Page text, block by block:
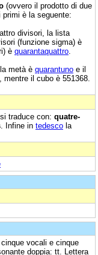
(ovvero il prodotto di due
è la seguente:
divisori, la lista
(funzione sigma) è
è quarantaquattro
, la metà è quarantuno e il
mentre il cubo è 551368.
si traduce con: quatre-
. Infine in tedesco la
vocali e cinque
doppia: tt. Lettera